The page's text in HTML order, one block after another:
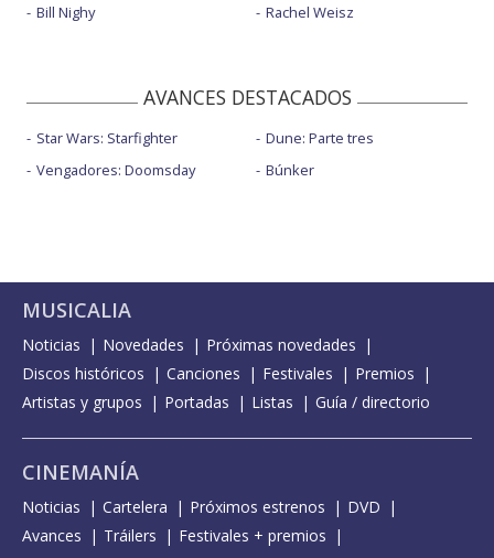
Bill Nighy
Rachel Weisz
AVANCES DESTACADOS
Star Wars: Starfighter
Vengadores: Doomsday
Dune: Parte tres
Búnker
MUSICALIA
Noticias Novedades
Próximas novedades
Discos históricos
Canciones Festivales
Premios
Artistas y grupos
Portadas Listas Guía / directorio
CINEMANÍA
Noticias Cartelera Próximos estrenos
DVD
Avances
Tráilers
Festivales + premios